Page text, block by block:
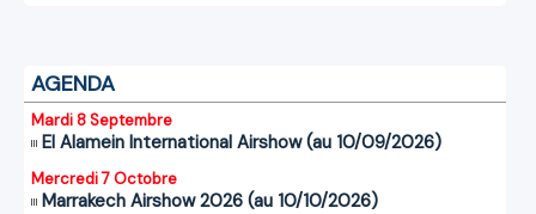
AGENDA
Mardi 8 Septembre
El Alamein International Airshow (au 10/09/2026)
Mercredi 7 Octobre
Marrakech Airshow 2026 (au 10/10/2026)